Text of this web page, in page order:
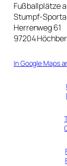
Fußballplätze
Stumpf-
Herrenweg 61
97204
In Google Maps